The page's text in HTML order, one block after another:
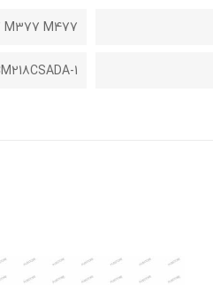
M377 M477
1